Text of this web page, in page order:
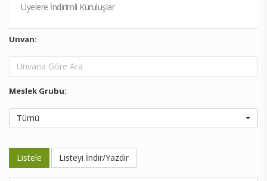
Üyelere İndirimli Kuruluşlar
Unvan:
Meslek Grubu:
Tümü